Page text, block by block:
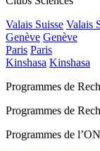
Valais Suisse Valais
Genève Genève
Paris Paris
Kinshasa Kinshasa
Programmes de
Programmes de
Programmes de